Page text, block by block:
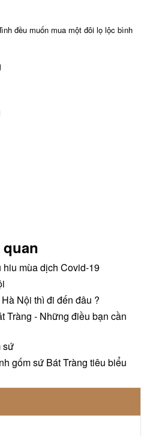
đều muốn mua một đôi lọ lộc bình
hiu mùa dịch Covid-19
Nội thì đi đến đâu ?
Tràng - Những điều bạn cần
sứ
gốm sứ Bát Tràng tiêu biểu